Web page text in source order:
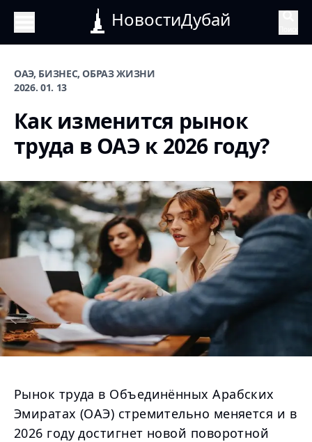
НовостиДубай
ОАЭ, БИЗНЕС, ОБРАЗ ЖИЗНИ
2026. 01. 13
Как изменится рынок
труда в ОАЭ к 2026 году?
Рынок труда в Объединённых Арабских
Эмиратах (ОАЭ) стремительно меняется и в
2026 году достигнет новой поворотной